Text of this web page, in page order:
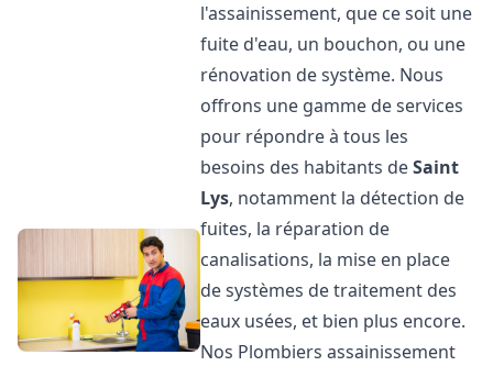
l'assainissement, que ce soit une
fuite d'eau, un bouchon, ou une
rénovation de système. Nous
offrons une gamme de services
pour répondre à tous les
besoins des habitants deSaint
Lys, notamment la détection de
fuites, la réparation de
canalisations, la mise en place
de systèmes de traitement des
eaux usées, et bien plus encore.
Nos Plombiers assainissement